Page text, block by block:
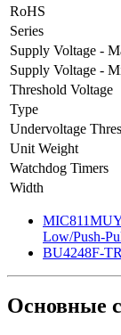
RoHS
Series
Supply Voltage -
Supply Voltage -
Threshold Voltage
Type
Undervoltage
Unit Weight
Watchdog Timers
Width
Low/Push-
BU4248F-TR
Основные